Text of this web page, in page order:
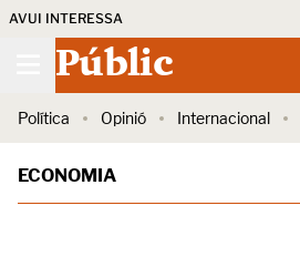
AVUI INTERESSA
Públic
Política Opinió Internacional
ECONOMIA